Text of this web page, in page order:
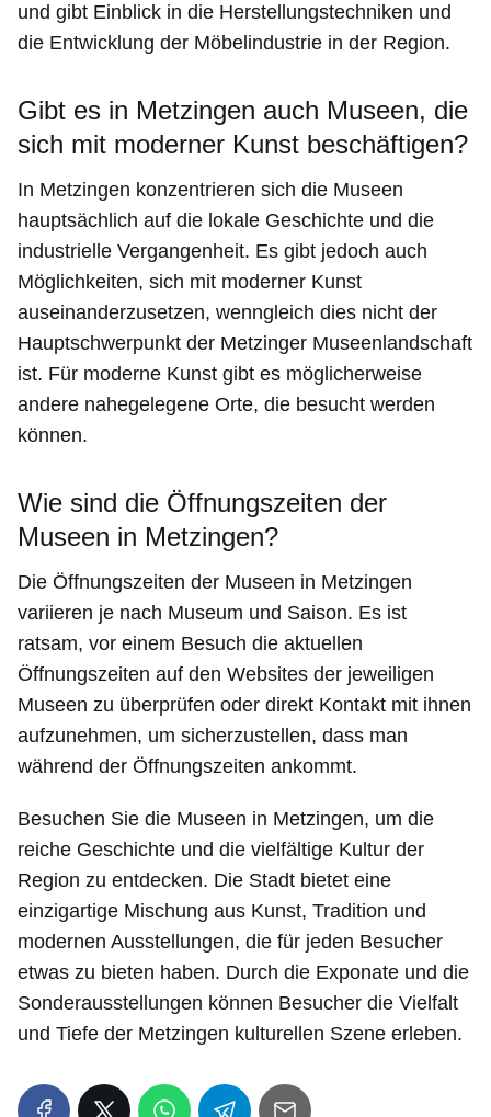
und gibt Einblick in die Herstellungstechniken und
die Entwicklung der Möbelindustrie in der Region.
Gibt es in Metzingen auch Museen, die
sich mit moderner Kunst beschäftigen?
In Metzingen konzentrieren sich die Museen
hauptsächlich auf die lokale Geschichte und die
industrielle Vergangenheit. Es gibt jedoch auch
Möglichkeiten, sich mit moderner Kunst
auseinanderzusetzen, wenngleich dies nicht der
Hauptschwerpunkt der Metzinger Museenlandschaft
ist. Für moderne Kunst gibt es möglicherweise
andere nahegelegene Orte, die besucht werden
können.
Wie sind die Öffnungszeiten der
Museen in Metzingen?
Die Öffnungszeiten der Museen in Metzingen
variieren je nach Museum und Saison. Es ist
ratsam, vor einem Besuch die aktuellen
Öffnungszeiten auf den Websites der jeweiligen
Museen zu überprüfen oder direkt Kontakt mit ihnen
aufzunehmen, um sicherzustellen, dass man
während der Öffnungszeiten ankommt.
Besuchen Sie die Museen in Metzingen, um die
reiche Geschichte und die vielfältige Kultur der
Region zu entdecken. Die Stadt bietet eine
einzigartige Mischung aus Kunst, Tradition und
modernen Ausstellungen, die für jeden Besucher
etwas zu bieten haben. Durch die Exponate und die
Sonderausstellungen können Besucher die Vielfalt
und Tiefe der Metzingen kulturellen Szene erleben.